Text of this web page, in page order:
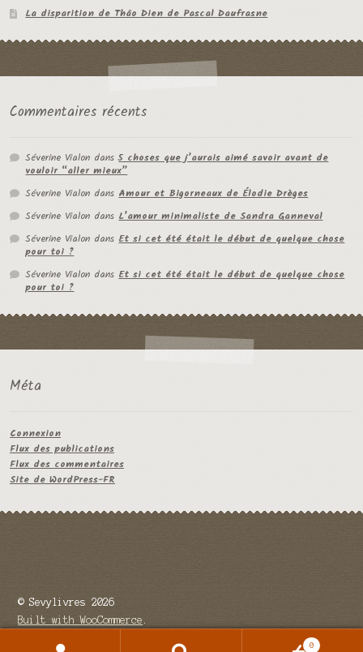
La disparition de Thâo Dien de Pascal Daufrasne
Commentaires récents
Séverine Vialon dans5 choses que j’aurais aimé savoir avant de
vouloir “aller mieux”
Séverine Vialon dansAmour et Bigorneaux de Élodie Drèges
Séverine Vialon dansL’amour minimaliste de Sandra Ganneval
Séverine Vialon dansEt si cet été était le début de quelque chose
pour toi ?
Séverine Vialon dansEt si cet été était le début de quelque chose
pour toi ?
Méta
Connexion
Flux des publications
Flux des commentaires
Site de WordPress-FR
© Sevylivres 2026
Built with WooCommerce
0